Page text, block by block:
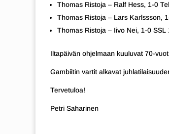
Thomas Ristoja – Ralf Hess, 1-0
Thomas Ristoja – Lars Karlssson,
Thomas Ristoja – Iivo Nei, 1-0
Iltapäivän ohjelmaan kuuluvat 70-
Gambiitin vartit alkavat
Tervetuloa!
Petri Saharinen